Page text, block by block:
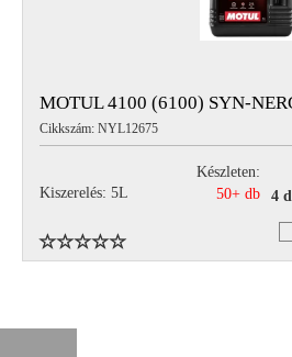
MOTUL 4100 (6100) SYN-
Cikkszám: NYL12675
Kiszerelés: 5L
Készleten:
50+ db
4